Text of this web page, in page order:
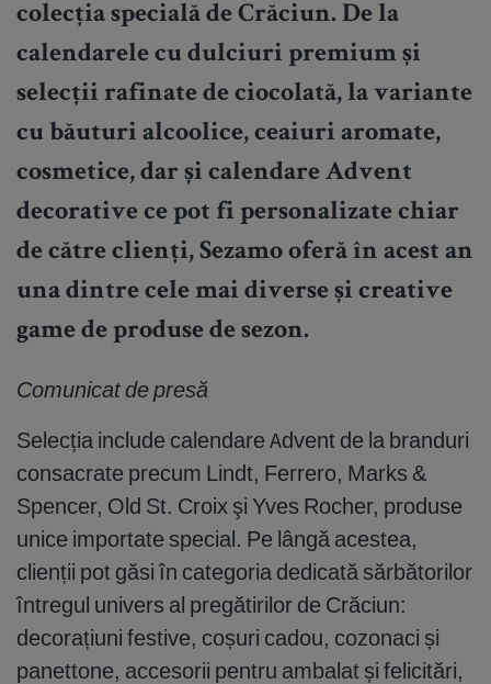
colecția specială de Crăciun. De la
calendarele cu dulciuri premium și
selecții rafinate de ciocolată, la variante
cu băuturi alcoolice, ceaiuri aromate,
cosmetice, dar și calendare Advent
decorative ce pot fi personalizate chiar
de către clienți, Sezamo oferă în acest an
una dintre cele mai diverse și creative
game de produse de sezon.
Comunicat de presă
Selecția include calendare Advent de la branduri
consacrate precum Lindt, Ferrero, Marks &
Spencer, Old St. Croix şi Yves Rocher, produse
unice importate special. Pe lângă acestea,
clienții pot găsi în categoria dedicată sărbătorilor
întregul univers al pregătirilor de Crăciun:
decorațiuni festive, coșuri cadou, cozonaci și
panettone, accesorii pentru ambalat și felicitări,